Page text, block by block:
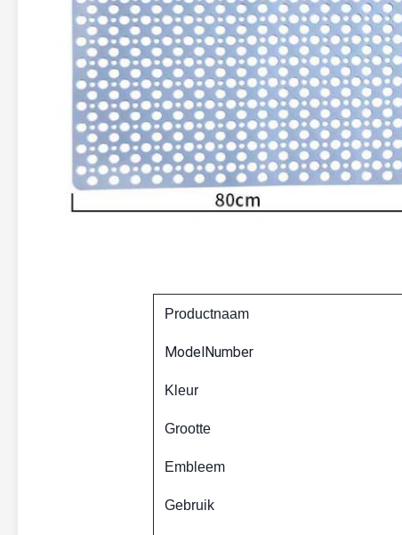
Productnaam
ModelNumber
Kleur
Grootte
Embleem
Gebruik